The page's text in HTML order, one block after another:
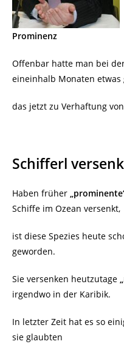
Prominenz
Offenbar hatte man bei
eineinhalb Monaten etwas
das jetzt zu Verhaftung
Schifferl
Haben früher
Schiffe im Ozean versenkt,
ist diese Spezies heute
geworden.
Sie versenken heutzutage
irgendwo in der Karibik.
In letzter Zeit hat es so
sie glaubten